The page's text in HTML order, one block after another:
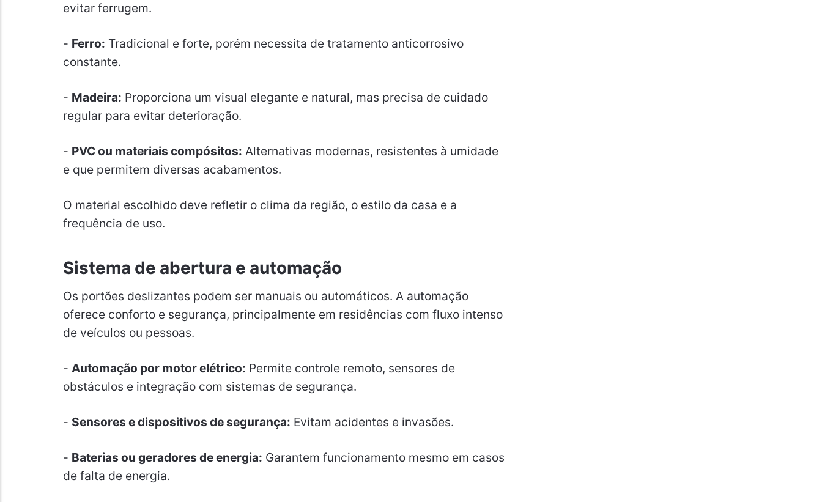
evitar ferrugem.
- Ferro: Tradicional e forte, porém necessita de tratamento anticorrosivo
constante.
- Madeira: Proporciona um visual elegante e natural, mas precisa de cuidado
regular para evitar deterioração.
- PVC ou materiais compósitos: Alternativas modernas, resistentes à umidade
e que permitem diversas acabamentos.
O material escolhido deve refletir o clima da região, o estilo da casa e a
frequência de uso.
Sistema de abertura e automação
Os portões deslizantes podem ser manuais ou automáticos. A automação
oferece conforto e segurança, principalmente em residências com fluxo intenso
de veículos ou pessoas.
- Automação por motor elétrico: Permite controle remoto, sensores de
obstáculos e integração com sistemas de segurança.
- Sensores e dispositivos de segurança: Evitam acidentes e invasões.
- Baterias ou geradores de energia: Garantem funcionamento mesmo em casos
de falta de energia.